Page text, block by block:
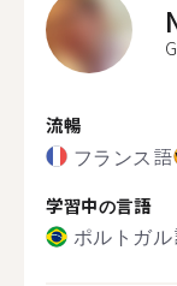
流暢
フランス語
学習中の言語
ポルトガ